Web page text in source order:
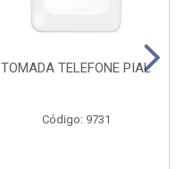
TOMADA TELEFONE PIAL
Código: 9731